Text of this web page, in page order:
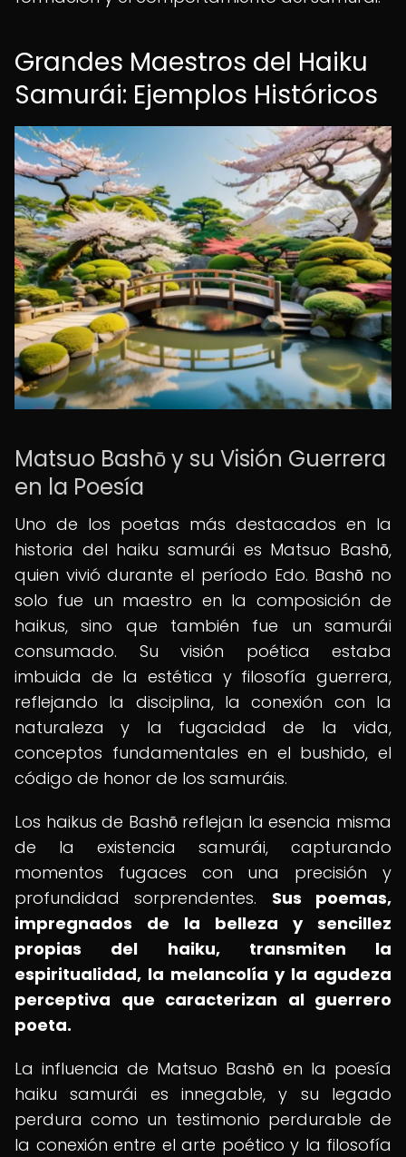
Grandes Maestros del Haiku
Samurái: Ejemplos Históricos
Matsuo Bashō y su Visión Guerrera
en la Poesía
Uno de los poetas más destacados en la
historia del haiku samurái es Matsuo Bashō,
quien vivió durante el período Edo. Bashō no
solo fue un maestro en la composición de
haikus, sino que también fue un samurái
consumado. Su visión poética estaba
imbuida de la estética y filosofía guerrera,
reflejando la disciplina, la conexión con la
naturaleza y la fugacidad de la vida,
conceptos fundamentales en el bushido, el
código de honor de los samuráis.
Los haikus de Bashō reflejan la esencia misma
de la existencia samurái, capturando
momentos fugaces con una precisión y
profundidad sorprendentes. Sus poemas,
impregnados de la belleza y sencillez
propias del haiku, transmiten la
espiritualidad, la melancolía y la agudeza
perceptiva que caracterizan al guerrero
poeta.
La influencia de Matsuo Bashō en la poesía
haiku samurái es innegable, y su legado
perdura como un testimonio perdurable de
la conexión entre el arte poético y la filosofía